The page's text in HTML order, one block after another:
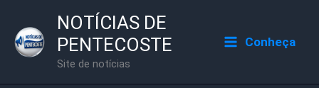
para
NOTÍCIAS DE
PENTECOSTE
Site de notícias
Conheça